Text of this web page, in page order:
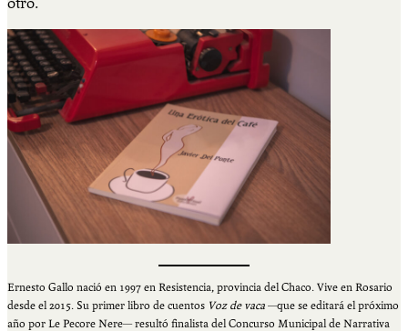
Ernesto Gallo nació en 1997 en Resistencia, provincia del Chaco. Vive en Rosario
desde el 2015. Su primer libro de cuentos Voz de vaca —que se editará el próximo
año por Le Pecore Nere— resultó finalista del Concurso Municipal de Narrativa